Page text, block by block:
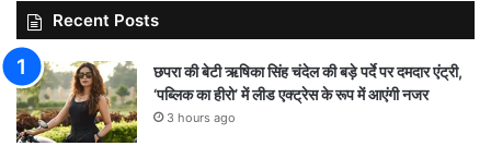
Recent Posts
छपरा की बेटी ऋषिका सिंह चंदेल की बड़े पर्दे पर दमदार एंट्री,
‘पब्लिक का हीरो’ में लीड एक्ट्रेस के रूप में आएंगी नजर
3 hours ago